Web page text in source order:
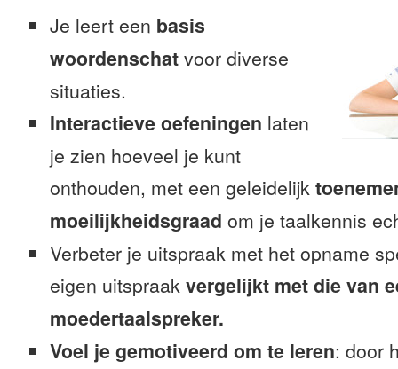
Je leert een basis
woordenschat voor diverse
situaties.
Interactieve oefeningen laten
je zien hoeveel je kunt
onthouden, met een geleidelijk
moeilijkheidsgraad om je taalkennis
Verbeter je uitspraak met het opname
eigen uitspraak vergelijkt met die van
moedertaalspreker.
Voel je gemotiveerd om te leren: door